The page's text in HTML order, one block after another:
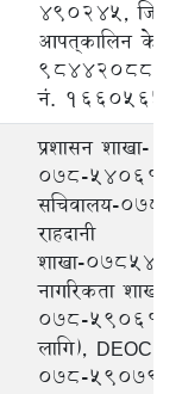
490245,
आपत्‌कालिन
9844208888,
नं.
प्रशासन शाखा-
०७८-५४०६१७,
सचिवालय-
राहदानी
शाखा-
नागरिकता शाखा-
०७८-५९०६१७
लागि), DEOC
०७८-५९०७९९